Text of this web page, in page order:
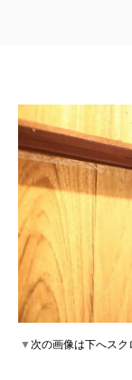
▼次の画像は下へス